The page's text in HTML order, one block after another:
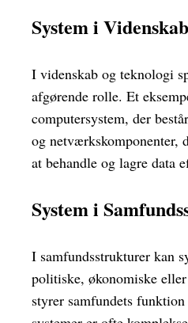
System i
I videnskab og teknologi
afgørende rolle. Et
computersystem, der
og netværkskomponenter,
at behandle og lagre data
System i
I samfundsstrukturer kan
politiske, økonomiske
styrer samfundets